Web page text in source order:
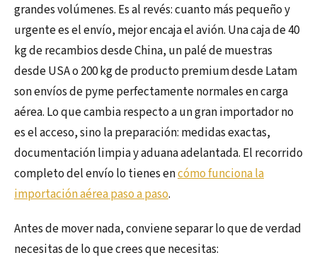
grandes volúmenes. Es al revés: cuanto más pequeño y
urgente es el envío, mejor encaja el avión. Una caja de 40
kg de recambios desde China, un palé de muestras
desde USA o 200 kg de producto premium desde Latam
son envíos de pyme perfectamente normales en carga
aérea. Lo que cambia respecto a un gran importador no
es el acceso, sino la preparación: medidas exactas,
documentación limpia y aduana adelantada. El recorrido
completo del envío lo tienes encómo funciona la
importación aérea paso a paso.
Antes de mover nada, conviene separar lo que de verdad
necesitas de lo que crees que necesitas: